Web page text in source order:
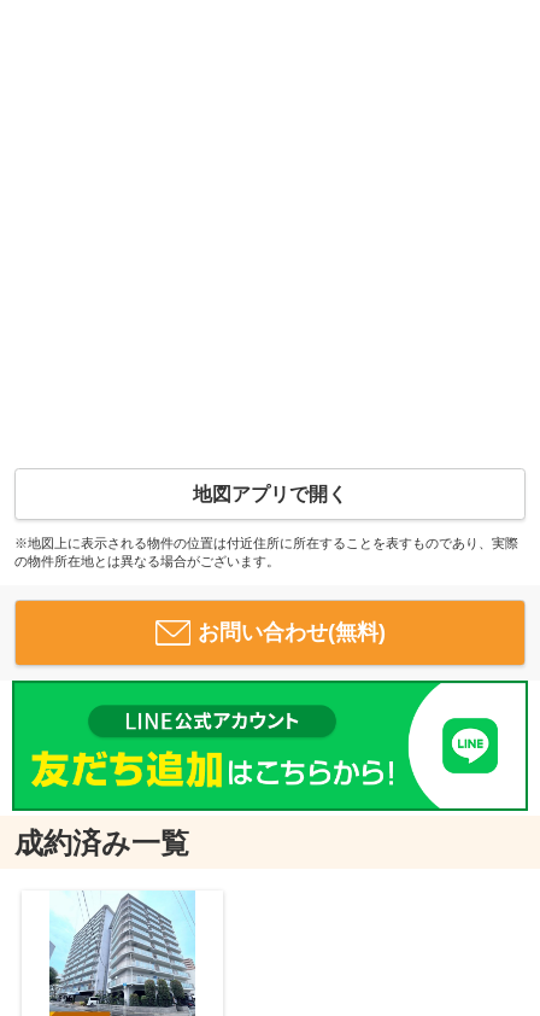
地図アプリで開く
※地図上に表示される物件の位置は付近住所に所在することを表すものであり、実際
の物件所在地とは異なる場合がございます。
お問い合わせ(無料)
成約済み一覧